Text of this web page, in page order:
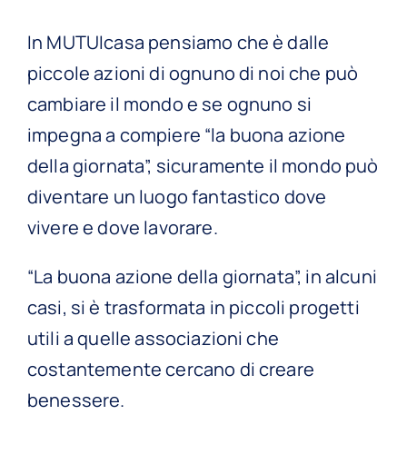
In MUTUIcasa pensiamo che è dalle
piccole azioni di ognuno di noi che può
cambiare il mondo e se ognuno si
impegna a compiere “la buona azione
della giornata”, sicuramente il mondo può
diventare un luogo fantastico dove
vivere e dove lavorare.
“La buona azione della giornata”, in alcuni
casi, si è trasformata in piccoli progetti
utili a quelle associazioni che
costantemente cercano di creare
benessere.